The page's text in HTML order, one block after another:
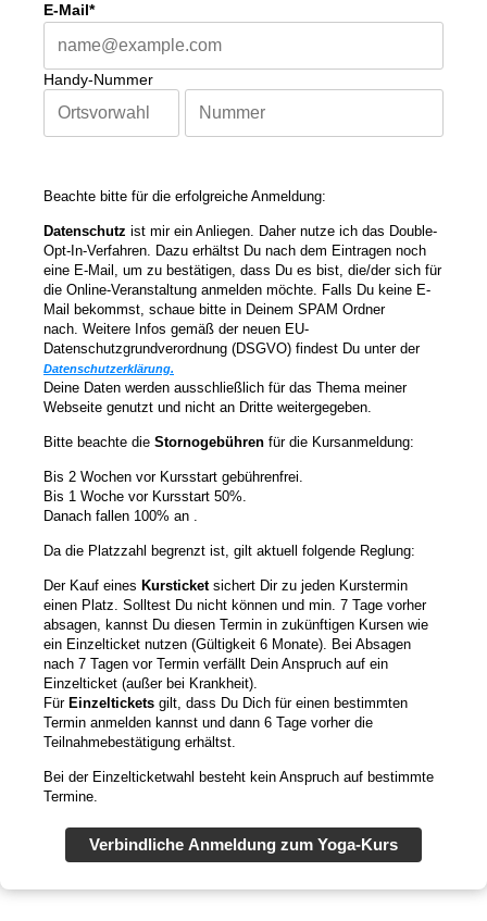
E-Mail*
Handy-Nummer
Beachte bitte für die erfolgreiche Anmeldung:
Datenschutz ist mir ein Anliegen. Daher nutze ich das Double-
Opt-In-Verfahren. Dazu erhältst Du nach dem Eintragen noch
eine E-Mail, um zu bestätigen, dass Du es bist, die/der sich für
die Online-Veranstaltung anmelden möchte. Falls Du keine E-
Mail bekommst, schaue bitte in Deinem SPAM Ordner
nach. Weitere Infos gemäß der neuen EU-
Datenschutzgrundverordnung (DSGVO) findest Du unter der
Datenschutzerklärung.
Deine Daten werden ausschließlich für das Thema meiner
Webseite genutzt und nicht an Dritte weitergegeben.
Bitte beachte die Stornogebühren für die Kursanmeldung:
Bis 2 Wochen vor Kursstart gebührenfrei.
Bis 1 Woche vor Kursstart 50%.
Danach fallen 100% an .
Da die Platzzahl begrenzt ist, gilt aktuell folgende Reglung:
Der Kauf eines Kursticket sichert Dir zu jeden Kurstermin
einen Platz. Solltest Du nicht können und min. 7 Tage vorher
absagen, kannst Du diesen Termin in zukünftigen Kursen wie
ein Einzelticket nutzen (Gültigkeit 6 Monate). Bei Absagen
nach 7 Tagen vor Termin verfällt Dein Anspruch auf ein
Einzelticket (außer bei Krankheit).
Für Einzeltickets gilt, dass Du Dich für einen bestimmten
Termin anmelden kannst und dann 6 Tage vorher die
Teilnahmebestätigung erhältst.
Bei der Einzelticketwahl besteht kein Anspruch auf bestimmte
Termine.
Verbindliche Anmeldung zum Yoga-Kurs